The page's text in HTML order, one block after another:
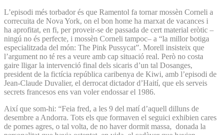
L’episodi més torbador és que Ramentol fa tornar mossèn Corneli a
correcuita de Nova York, on el bon home ha marxat de vacances i
ha aprofitat, en fi, per proveir-se de passada de cert material eròtic –
ningú no és perfecte, i mossèn Corneli tampoc– a “la millor botiga
especialitzada del món: The Pink Pussycat”. Morell insisteix que
l’argument no té res a veure amb cap situació real. Però no costa
gaire lligar la intervenció final dels sicaris d’un tal Dosanges,
president de la fictícia república caribenya de Kiwi, amb l’episodi de
Jean-Claude Duvalier, el derrocat dictador d’Haití, que els serveis
secrets francesos ens van voler endossar el 1986.
Així que som-hi: “Feia fred, a les 9 del matí d’aquell dilluns de
desembre a Andorra. Tots els que formaven el seguici exhibien cares
de pomes agres, o tal volta, de no haver dormit massa, donada la